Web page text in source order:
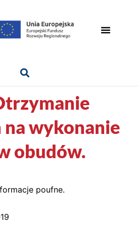
wykonanie
obudów.
poufne.